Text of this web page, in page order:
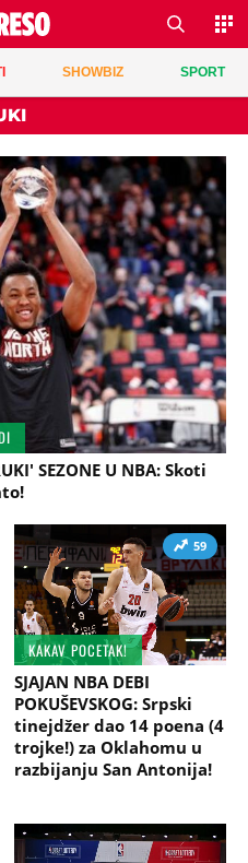
SHOWBIZ SPORT
SEZONE U NBA: Skoti
59
KAKAV POCETAK!
SJAJAN NBA DEBI
POKUŠEVSKOG: Srpski
tinejdžer dao 14 poena (4
trojke!) za Oklahomu u
razbijanju San Antonija!